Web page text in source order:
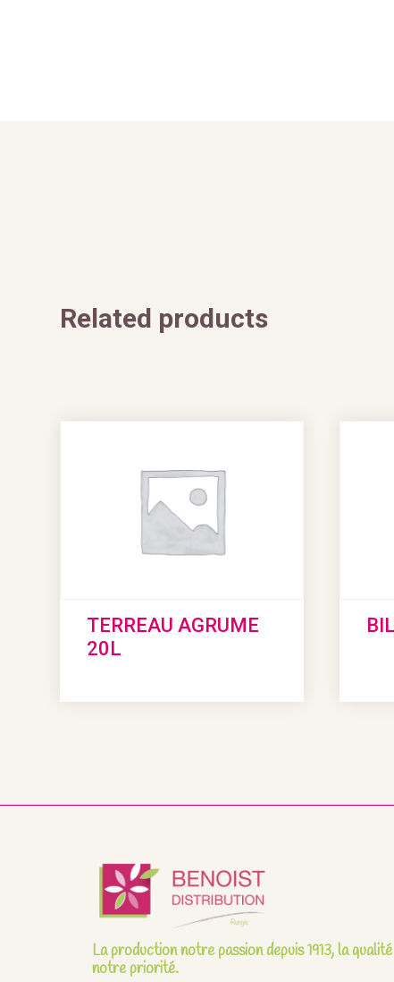
Related products
TERREAU AGRUME
20L
La production notre passion depuis 1913, la qualité
notre priorité.